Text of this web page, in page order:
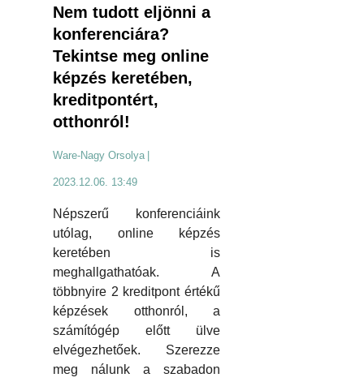
Nem tudott eljönni a
konferenciára?
Tekintse meg online
képzés keretében,
kreditpontért,
otthonról!
Ware-Nagy Orsolya
2023.12.06. 13:49
Népszerű konferenciáink
utólag, online képzés
keretében is
meghallgathatóak. A
többnyire 2 kreditpont értékű
képzések otthonról, a
számítógép előtt ülve
elvégezhetőek. Szerezze
meg nálunk a szabadon